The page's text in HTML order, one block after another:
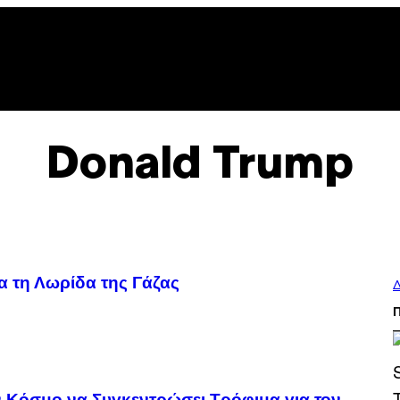
Donald Trump
τη Λωρίδα της Γάζας